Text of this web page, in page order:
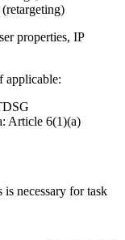
properties, IP
applicable:
Article 6(1)(a)
is necessary for task